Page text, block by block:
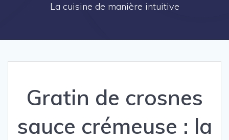
La cuisine de manière intuitive
Gratin de crosnes
sauce crémeuse : la